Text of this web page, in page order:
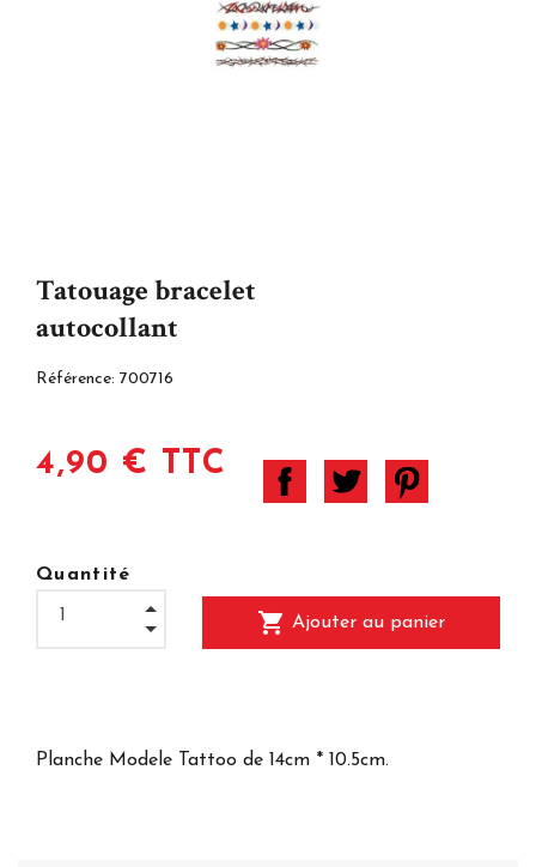
Tatouage bracelet
autocollant
Référence: 700716
4,90 € TTC
Quantité
shopping_cart Ajouter au panier
Planche Modele Tattoo de 14cm * 10.5cm.